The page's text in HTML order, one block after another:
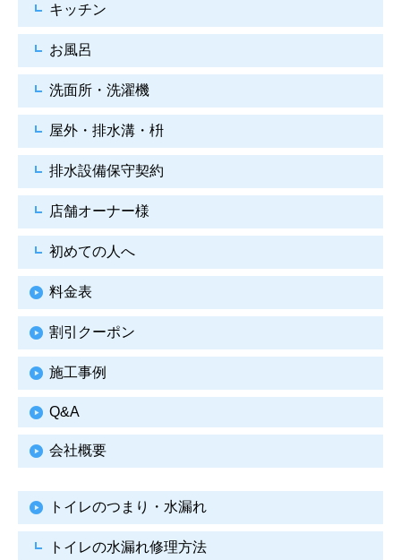
キッチン
お風呂
洗面所・洗濯機
屋外・排水溝・枡
排水設備保守契約
店舗オーナー様
初めての人へ
料金表
割引クーポン
施工事例
Q&A
会社概要
トイレのつまり・水漏れ
トイレの水漏れ修理方法